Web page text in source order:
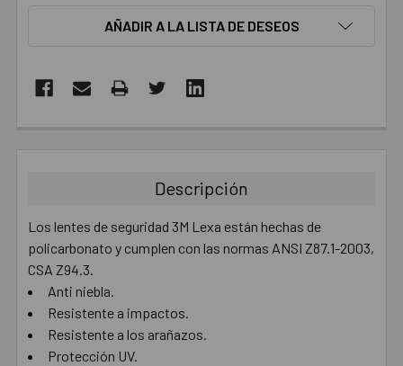
AÑADIR A LA LISTA DE DESEOS
SELECCIONADO
AL CARRITO
Descripción
Los lentes de seguridad 3M Lexa están hechas de
policarbonato y cumplen con las normas ANSI Z87.1-2003,
CSA Z94.3.
Anti niebla.
Resistente a impactos.
Resistente a los arañazos.
Protección UV.